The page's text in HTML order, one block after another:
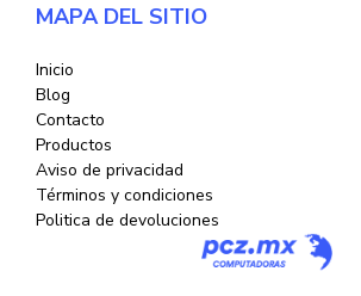
MAPA DEL SITIO
Inicio
Blog
Contacto
Productos
Aviso de privacidad
Términos y condiciones
Politica de devoluciones